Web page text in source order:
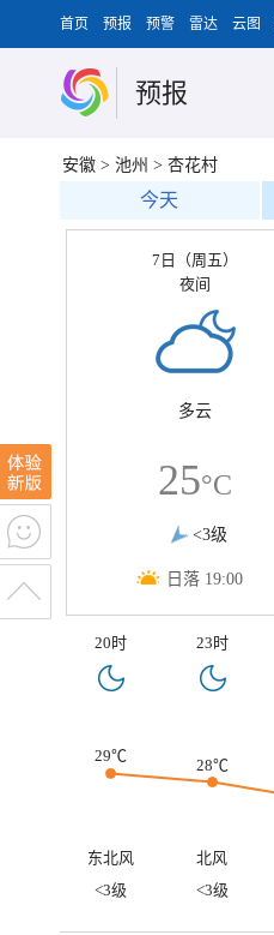
首页 预报 预警 雷达 云图
预报
安徽 > 池州 > 杏花村
今天
7日（周五）
夜间
多云
25°C
<3级
日落 19:00
20时 23时
29℃
28℃
东北风 北风
<3级
<3级